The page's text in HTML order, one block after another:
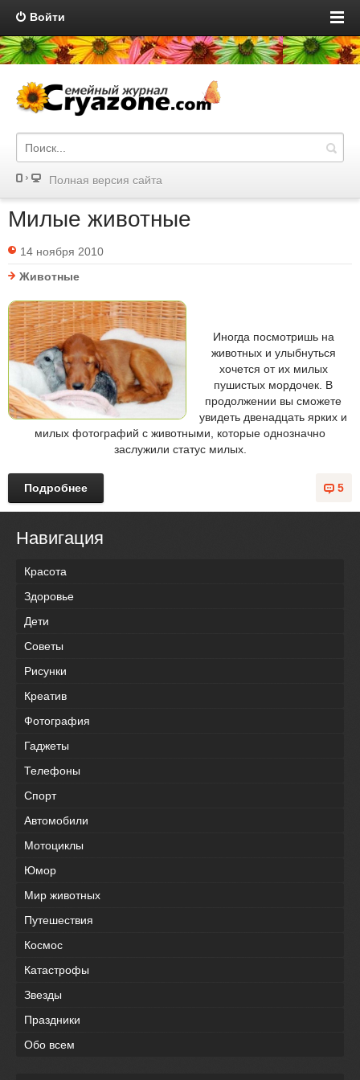
Войти
Полная версия сайта
Милые животные
14 ноября 2010
Животные
Иногда посмотришь на
животных и улыбнуться
хочется от их милых
пушистых мордочек. В
продолжении вы сможете
увидеть двенадцать ярких и
милых фотографий с животными, которые однозначно
заслужили статус милых.
5
Подробнее
Навигация
Красота
Здоровье
Дети
Советы
Рисунки
Креатив
Фотография
Гаджеты
Телефоны
Спорт
Автомобили
Мотоциклы
Юмор
Мир животных
Путешествия
Космос
Катастрофы
Звезды
Праздники
Обо всем